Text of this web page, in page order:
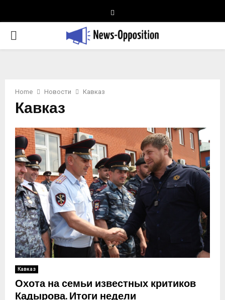
PRIMARY
Home Новости Кавказ
Кавказ
Кавказ
Охота на семьи известных критиков
Кадырова. Итоги недели